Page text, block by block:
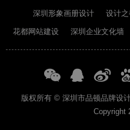
深圳形象画册设计 设计
花都网站建设 深圳企业文化墙
版权所有 © 深圳市品顿品牌设
Copyright